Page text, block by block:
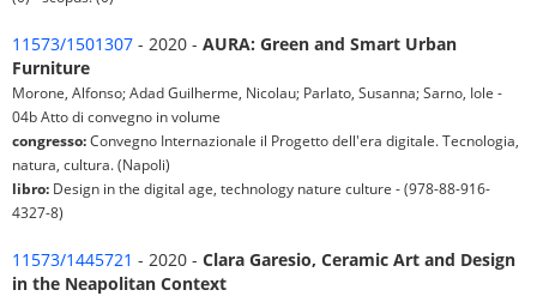
11573/1501307 - 2020 - AURA: Green and Smart Urban
Furniture
Morone, Alfonso; Adad Guilherme, Nicolau; Parlato, Susanna; Sarno, Iole -
04b Atto di convegno in volume
congresso:Convegno Internazionale il Progetto dell'era digitale. Tecnologia,
natura, cultura. (Napoli)
libro: Design in the digital age, technology nature culture - (978-88-916-
4327-8)
11573/1445721 - 2020 - Clara Garesio, Ceramic Art and Design
in the Neapolitan Context